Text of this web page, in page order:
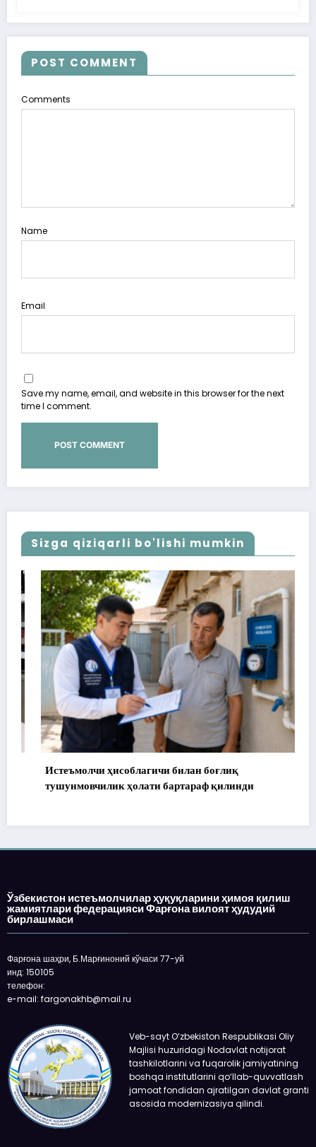
POST COMMENT
Comments
Name
Email
Save my name, email, and website in this browser for the next
time I comment.
Sizga qiziqarli bo'lishi mumkin
Истеъмолчи ҳисоблагичи билан боғлиқ
тушунмовчилик ҳолати бартараф қилинди
Ўзбекистон истеъмолчилар ҳуқуқларини ҳимоя қилиш
жамиятлари федерацияси Фарғона вилоят ҳудудий
бирлашмаси
Фарғона шаҳри, Б.Марғиноний кўчаси 77-уй
инд: 150105
телефон:
e-mail: fargonakhb@mail.ru
Veb-sayt O‘zbekiston Respublikasi Oliy
Majlisi huzuridagi Nodavlat notijorat
tashkilotlarini va fuqarolik jamiyatining
boshqa institutlarini qo‘llab-quvvatlash
jamoat fondidan ajratilgan davlat granti
asosida modernizasiya qilindi.